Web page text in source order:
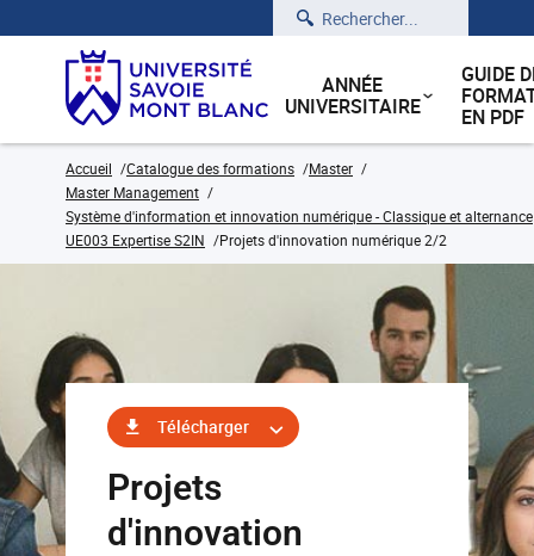
Rechercher
ANNÉE
UNIVERSITAIRE
GUIDE
EN PDF
Accueil Catalogue des formations
Master
Master Management
Système d'information et innovation numérique - Classique et alternance
UE003 Expertise S2IN
Projets d'innovation numérique 2/2
Télécharger
Projets
d'innovation